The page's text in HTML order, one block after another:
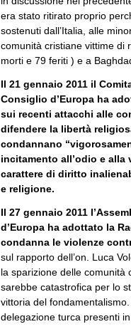
era stato ritirato proprio
sostenuti dall’Italia, alle
comunità cristiane vittime di
morti e 79 feriti ) e a
Il 21 gennaio 2011 il
Consiglio d’Europa ha
sui recenti attacchi alle
difendere la libertà
condannano
incitamento all’odio e
carattere di diritto
e religione.
Il 27 gennaio 2011
d’Europa ha adottato la
condanna le violenze
sul rapporto dell’on. Luca
la sparizione delle comunità
sarebbe catastrofica per lo
vittoria del
delegazione turca presenti